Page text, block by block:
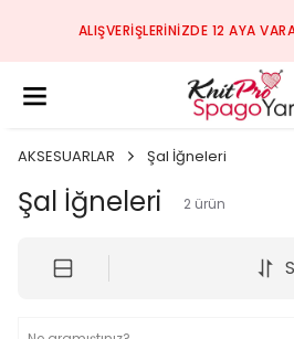
ALIŞVERIŞLERINIZDE 12 AYA
AKSESUARLAR Şal İğneleri
Şal İğneleri 2 ürün